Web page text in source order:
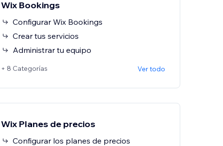
Wix Bookings
Configurar Wix Bookings
Crear tus servicios
Administrar tu equipo
+ 8 Categorías Ver todo
Wix Planes de precios
Configurar los planes de precios